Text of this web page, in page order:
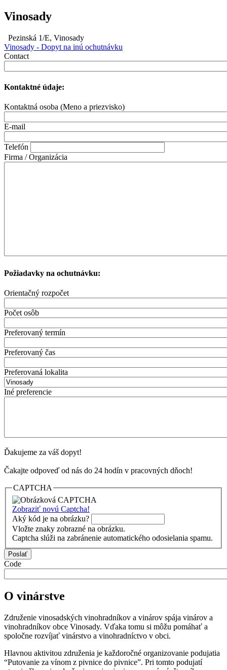
Vinosady
Pezinská 1/E, Vinosady
Vinosady - Dopyt na inú ochutnávku
Contact
Kontaktné údaje:
Kontaktná osoba (Meno a priezvisko)
E-mail
Telefón
Firma / Organizácia
Požiadavky na ochutnávku:
Orientačný rozpočet
Počet osôb
Preferovaný termín
Preferovaný čas
Preferovaná lokalita
Iné preferencie
Ďakujeme za váš dopyt!
Čakajte odpoveď od nás do 24 hodín v pracovných dňoch!
CAPTCHA
Zobraziť novú Captcha!
Aký kód je na obrázku?
Vložte znaky zobrazné na obrázku.
Captcha slúži na zabránenie automatického odosielania spamu.
Code
O vinárstve
Združenie vinosadských vinohradníkov a vinárov spája vinárov a
vinohradníkov obce Vinosady. Vďaka tomu si môžu pomáhať a
spoločne rozvíjať vinárstvo a vinohradníctvo v obci.
Hlavnou aktivitou združenia je každoročné organizovanie podujatia
“Putovanie za vínom z pivnice do pivnice”. Pri tomto podujatí